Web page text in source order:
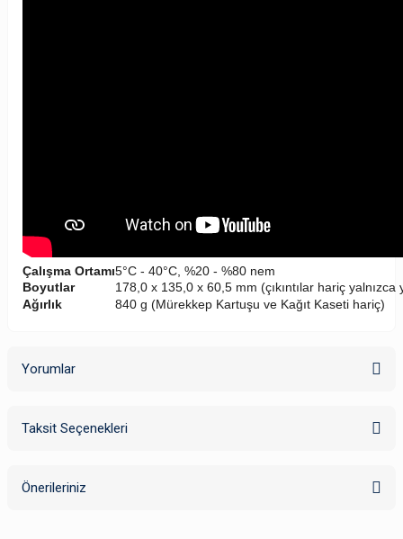
Çalışma Ortamı5°C - 40°C, %20 - %80 nem
Boyutlar
178,0 x 135,0 x 60,5 mm (çıkıntılar hariç yalnızca
Ağırlık
840 g (Mürekkep Kartuşu ve Kağıt Kaseti hariç)
Yorumlar
Taksit Seçenekleri
Önerileriniz